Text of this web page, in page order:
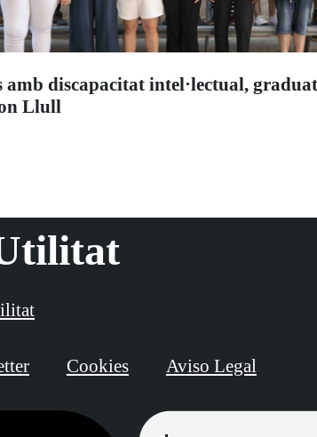
amb discapacitat intel·lectual,
Llull
Cookies Aviso Legal